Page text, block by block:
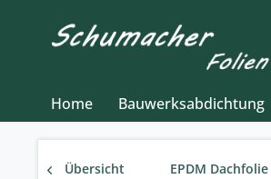
Home Bauwerksabdichtung
Übersicht EPDM Dachfolie